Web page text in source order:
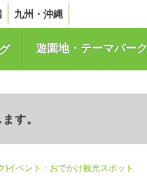
九州・沖縄
遊園地・テーマパーク
す。
)イベント・おでかけ観光スポット